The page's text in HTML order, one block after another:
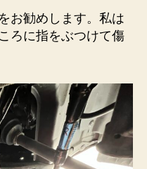
お勧めします。私は
ろに指をぶつけて傷